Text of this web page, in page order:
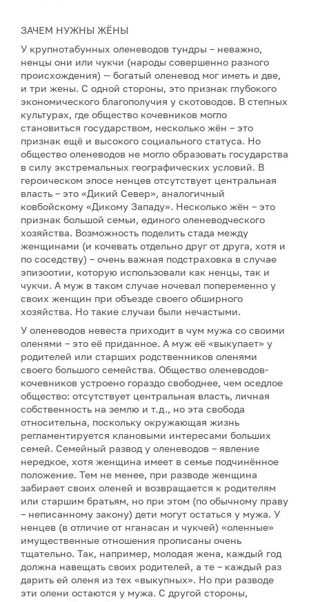
ЗАЧЕМ НУЖНЫ ЖЁНЫ
У крупнотабунных оленеводов тундры – неважно,
ненцы они или чукчи (народы совершенно разного
происхождения) -- богатый оленевод мог иметь и две,
и три жены. С одной стороны, это признак глубокого
экономического благополучия у скотоводов. В степных
культурах, где общество кочевников могло
становиться государством, несколько жён – это
признак ещё и высокого социального статуса. Но
общество оленеводов не могло образовать государства
в силу экстремальных географических условий. В
героическом эпосе ненцев отсутствует центральная
власть – это «Дикий Север», аналогичный
ковбойскому «Дикому Западу». Несколько жён – это
признак большой семьи, единого оленеводческого
хозяйства. Возможность поделить стада между
женщинами (и кочевать отдельно друг от друга, хотя и
по соседству) – очень важная подстраховка в случае
эпизоотии, которую использовали как ненцы, так и
чукчи. А муж в таком случае ночевал попеременно у
своих женщин при объезде своего обширного
хозяйства. Но такие случаи были нечастыми.
У оленеводов невеста приходит в чум мужа со своими
оленями – это её приданное. А муж её «выкупает» у
родителей или старших родственников оленями
своего большого семейства. Общество оленеводов-
кочевников устроено гораздо свободнее, чем оседлое
общество: отсутствует центральная власть, личная
собственность на землю и т.д., но эта свобода
относительна, поскольку окружающая жизнь
регламентируется клановыми интересами больших
семей. Семейный развод у оленеводов – явление
нередкое, хотя женщина имеет в семье подчинённое
положение. Тем не менее, при разводе женщина
забирает своих оленей и возвращается к родителям
или старшим братьям, но при этом (по обычному праву
– неписанному закону) дети могут остаться у мужа. У
ненцев (в отличие от нганасан и чукчей) «оленные»
имущественные отношения прописаны очень
тщательно. Так, например, молодая жена, каждый год
должна навещать своих родителей, а те – каждый раз
дарить ей оленя из тех «выкупных». Но при разводе
эти олени остаются у мужа. С другой стороны,